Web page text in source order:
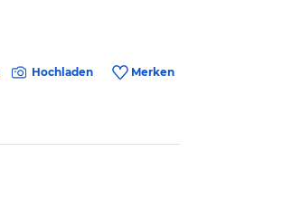
Hochladen Merken